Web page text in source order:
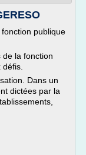
publique
la fonction
Dans un
dictées par la